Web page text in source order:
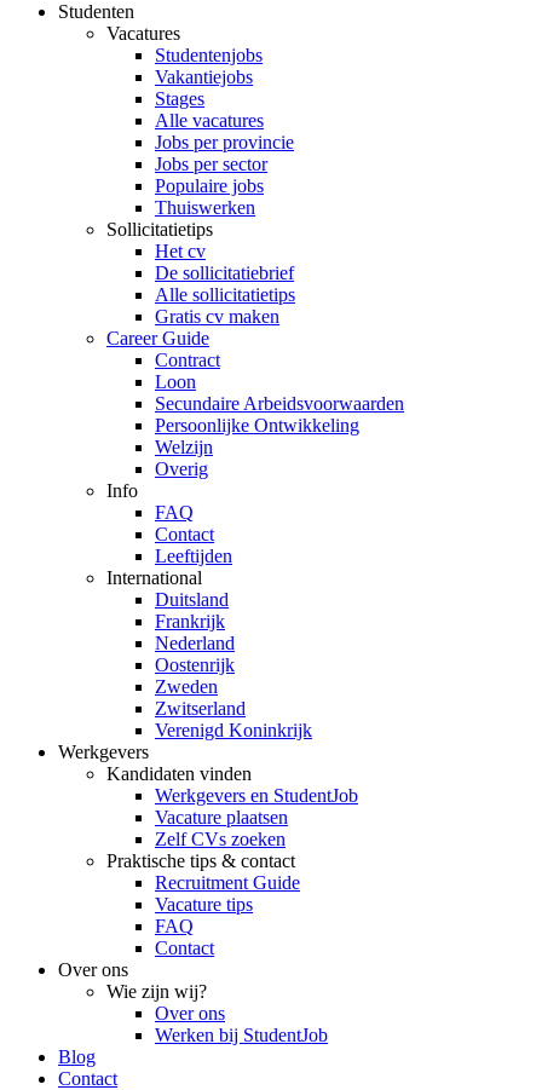
Studenten
Vacatures
Studentenjobs
Vakantiejobs
Stages
Alle vacatures
Jobs per provincie
Jobs per sector
Populaire jobs
Thuiswerken
Sollicitatietips
Het cv
De sollicitatiebrief
Alle sollicitatietips
Gratis cv maken
Career Guide
Contract
Loon
Secundaire Arbeidsvoorwaarden
Persoonlijke Ontwikkeling
Welzijn
Overig
Info
FAQ
Contact
Leeftijden
International
Duitsland
Frankrijk
Nederland
Oostenrijk
Zweden
Zwitserland
Verenigd Koninkrijk
Werkgevers
Kandidaten vinden
Werkgevers en StudentJob
Vacature plaatsen
Zelf CVs zoeken
Praktische tips & contact
Recruitment Guide
Vacature tips
FAQ
Contact
Over ons
Wie zijn wij?
Over ons
Werken bij StudentJob
Blog
Contact